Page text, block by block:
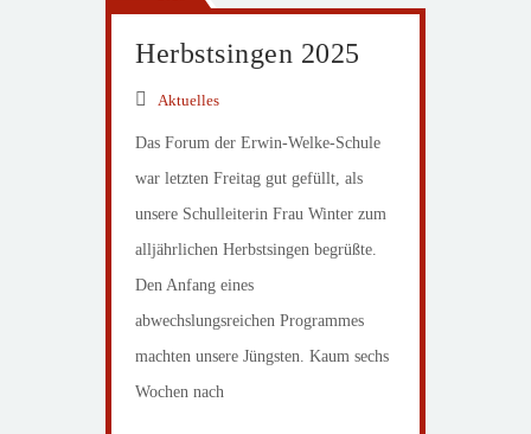
Herbstsingen 2025
Aktuelles
Das Forum der Erwin-Welke-Schule
war letzten Freitag gut gefüllt, als
unsere Schulleiterin Frau Winter zum
alljährlichen Herbstsingen begrüßte.
Den Anfang eines
abwechslungsreichen Programmes
machten unsere Jüngsten. Kaum sechs
Wochen nach